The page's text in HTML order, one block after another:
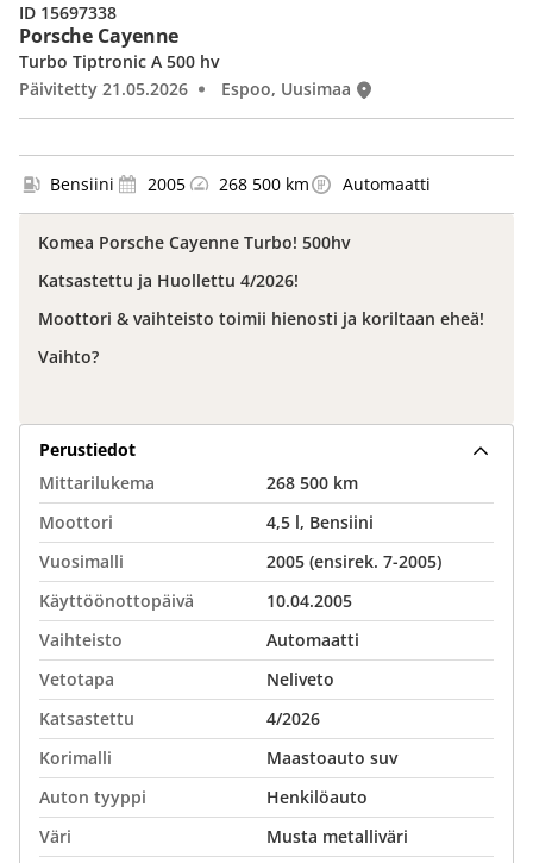
Porsche Cayenne
Turbo Tiptronic A 500 hv
Päivitetty 21.05.2026
Espoo, Uusimaa
ID 15697338
Bensiini 2005 268 500 km Automaatti
Komea Porsche Cayenne Turbo! 500hv
Katsastettu ja Huollettu 4/2026!
Moottori & vaihteisto toimii hienosti ja koriltaan eheä!
Vaihto?
Perustiedot
Mittarilukema
268 500 km
Moottori
4,5 l, Bensiini
Vuosimalli
2005 (ensirek. 7-2005)
Käyttöönottopäivä
10.04.2005
Vaihteisto
Automaatti
Vetotapa
Neliveto
Katsastettu
4/2026
Korimalli
Maastoauto suv
Auton tyyppi
Henkilöauto
Väri
Musta metalliväri